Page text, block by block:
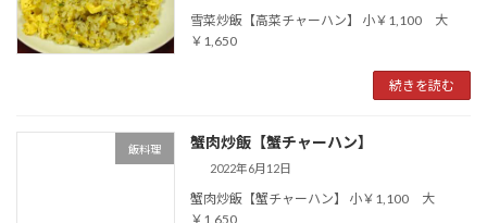
雪菜炒飯【高菜チャーハン】 小￥1,100 大
￥1,650
続きを読む
飯料理 蟹肉炒飯【蟹チャーハン】
2022年6月12日
蟹肉炒飯【蟹チャーハン】 小￥1,100 大
￥1,650